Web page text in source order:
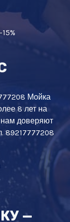
Мойка
8 лет на
доверяют
89217777208
—